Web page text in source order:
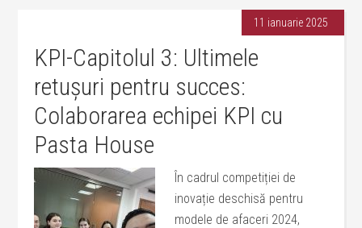
11 ianuarie 2025
KPI-Capitolul 3: Ultimele
retușuri pentru succes:
Colaborarea echipei KPI cu
Pasta House
În cadrul competiției de
inovație deschisă pentru
modele de afaceri 2024,